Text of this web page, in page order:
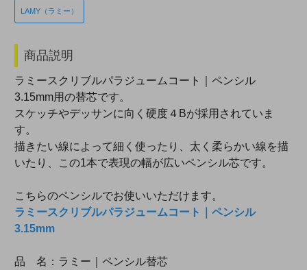
LAMY（ラミー）
商品説明
ラミースクリブルパラジュームコート｜ペンシル
3.15mm用の替芯です。
スケッチやデッサンに向く硬度４Bが採用されていま
す。
描きたい線によって細く使ったり、太く柔らかい線を描
いたり、この1本で表現の幅が広いペンシル芯です。
こちらのペンシルでお使いいただけます。
ラミースクリブルパラジュームコート｜ペンシル
3.15mm
品 名：ラミー｜ペンシル替芯